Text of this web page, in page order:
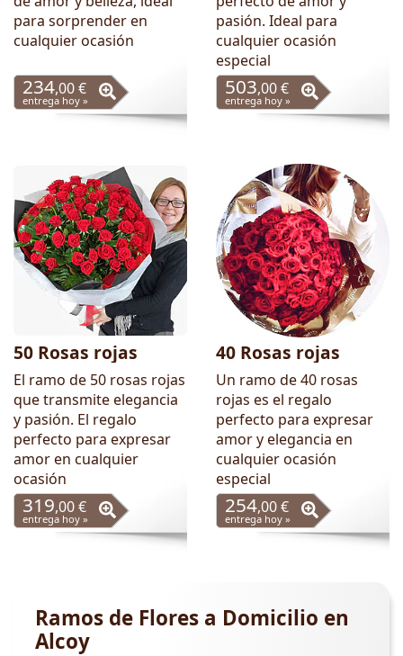
para sorprender en
cualquier ocasión
234,00 €
entrega hoy »
pasión. Ideal para
cualquier ocasión
especial
503,00 €
entrega hoy »
50 Rosas rojas
El ramo de 50 rosas rojas
que transmite elegancia
y pasión. El regalo
perfecto para expresar
amor en cualquier
ocasión
319,00 €
entrega hoy »
40 Rosas rojas
Un ramo de 40 rosas
rojas es el regalo
perfecto para expresar
amor y elegancia en
cualquier ocasión
especial
254,00 €
entrega hoy »
Ramos de Flores a Domicilio en
Alcoy